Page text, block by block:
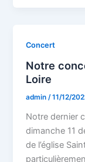
Concert
Notre
Loire
admin /11/12/
Notre dernier
dimanche 11
de l’église